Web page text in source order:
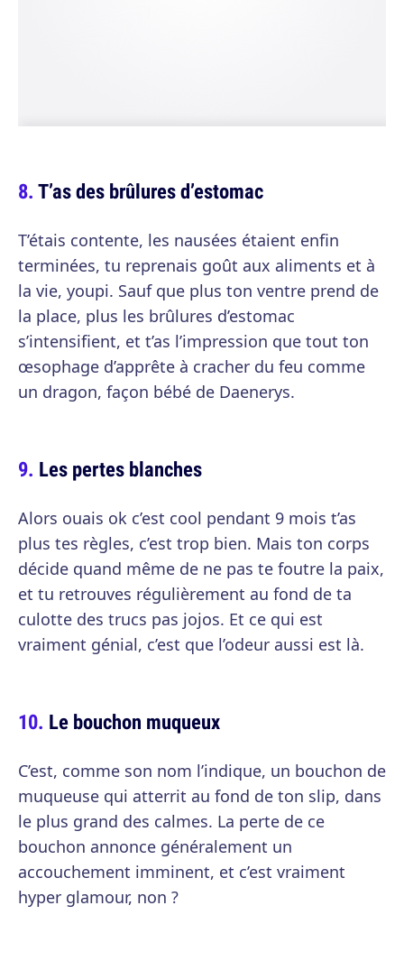
T’as des brûlures d’estomac
T’étais contente, les nausées étaient enfin
terminées, tu reprenais goût aux aliments et à
la vie, youpi. Sauf que plus ton ventre prend de
la place, plus les brûlures d’estomac
s’intensifient, et t’as l’impression que tout ton
œsophage d’apprête à cracher du feu comme
un dragon, façon bébé de Daenerys.
Les pertes blanches
Alors ouais ok c’est cool pendant 9 mois t’as
plus tes règles, c’est trop bien. Mais ton corps
décide quand même de ne pas te foutre la paix,
et tu retrouves régulièrement au fond de ta
culotte des trucs pas jojos. Et ce qui est
vraiment génial, c’est que l’odeur aussi est là.
Le bouchon muqueux
C’est, comme son nom l’indique, un bouchon de
muqueuse qui atterrit au fond de ton slip, dans
le plus grand des calmes. La perte de ce
bouchon annonce généralement un
accouchement imminent, et c’est vraiment
hyper glamour, non ?